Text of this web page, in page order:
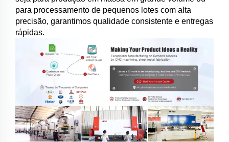
para processamento de pequenos lotes com alta
precisão, garantimos qualidade consistente e entregas
rápidas.